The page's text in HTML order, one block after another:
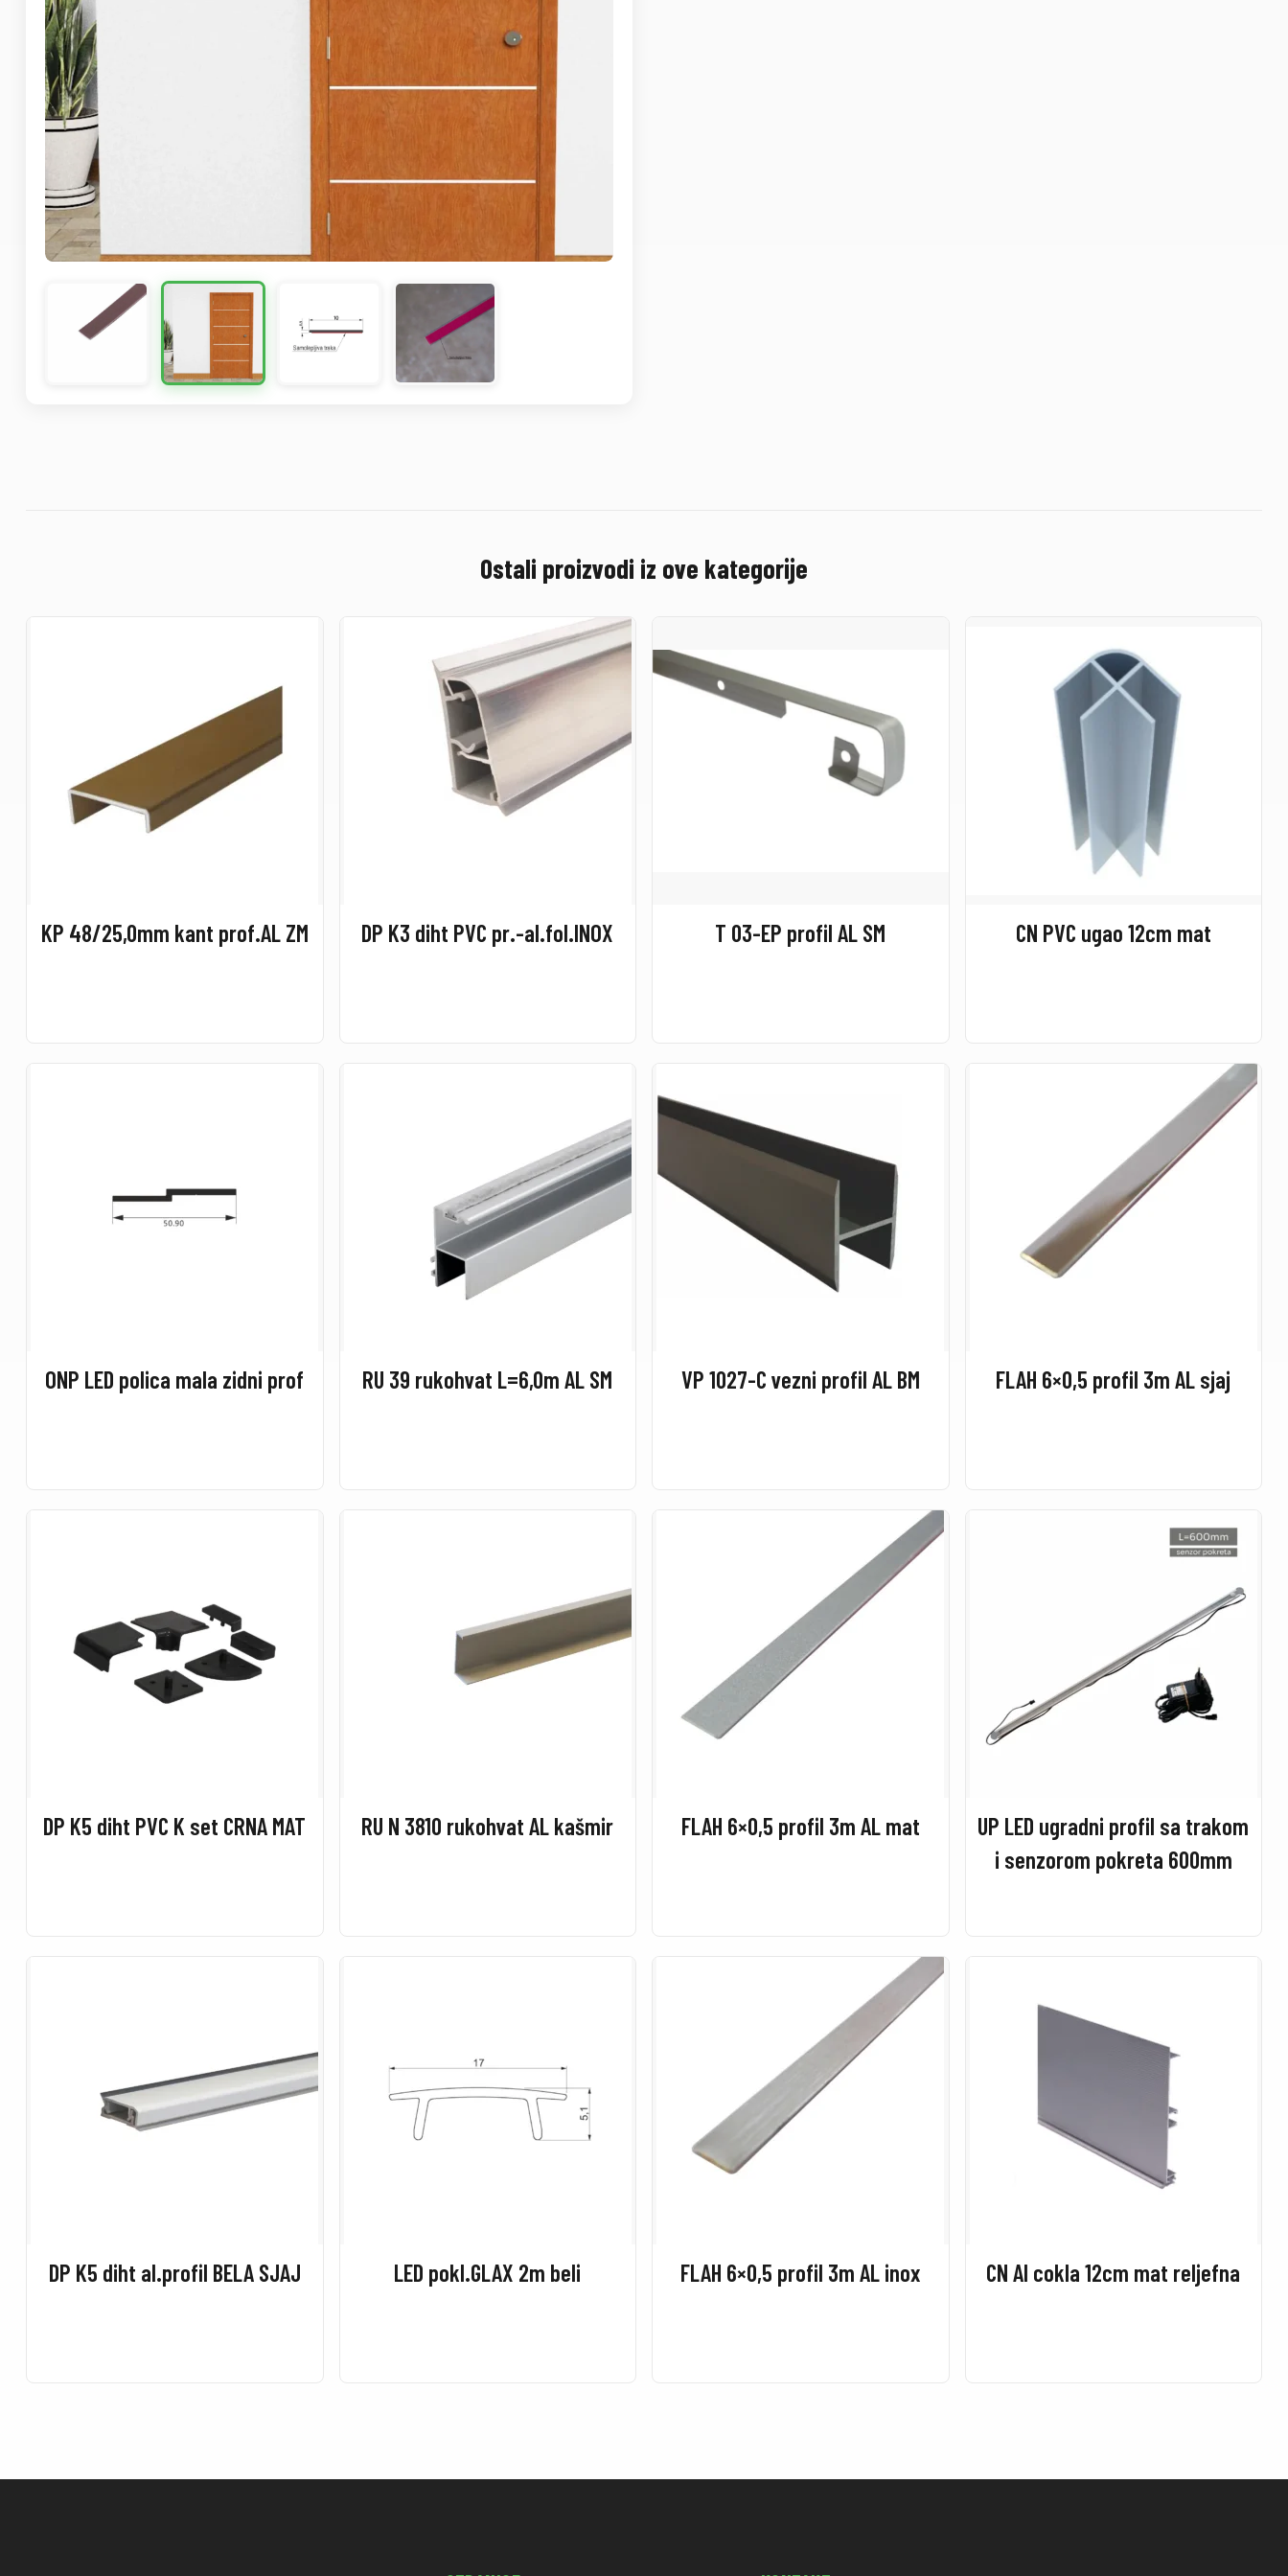
Ostali proizvodi iz ove kategorije
KP 48/25,0mm kant prof.AL ZM DP K3 diht PVC pr.-al.fol.INOX T 03-EP profil AL SM CN PVC ugao 12cm mat
ONP LED polica mala zidni prof RU 39 rukohvat L=6,0m AL SM VP 1027-C vezni profil AL BM FLAH 6×0,5 profil 3m AL sjaj
DP K5 diht PVC K set CRNA MAT RU N 3810 rukohvat AL kašmir FLAH 6×0,5 profil 3m AL mat
UP LED ugradni profil sa trakom
i senzorom pokreta 600mm
DP K5 diht al.profil BELA SJAJ LED pokl.GLAX 2m beli FLAH 6×0,5 profil 3m AL inox CN Al cokla 12cm mat reljefna